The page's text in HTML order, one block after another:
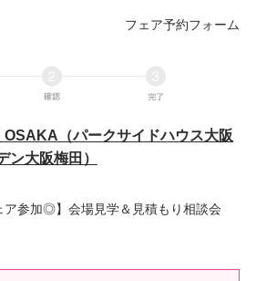
フェア予約フォーム
（パークサイドハウス大阪
大阪梅田）
ア参加◎】会場見学＆見積もり相談会